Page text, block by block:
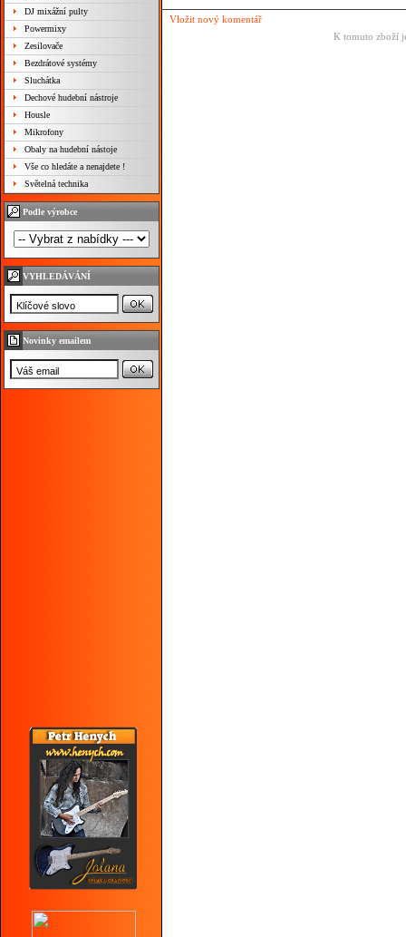
DJ mixážní pulty
Powermixy
Zesilovače
Bezdrátové systémy
Sluchátka
Dechové hudební nástroje
Housle
Mikrofony
Obaly na hudební nástoje
Vše co hledáte a nenajdete !
Světelná technika
Podle výrobce
VYHLEDÁVÁNÍ
Novinky emailem
Vložit nový komentář
K tomuto zboží